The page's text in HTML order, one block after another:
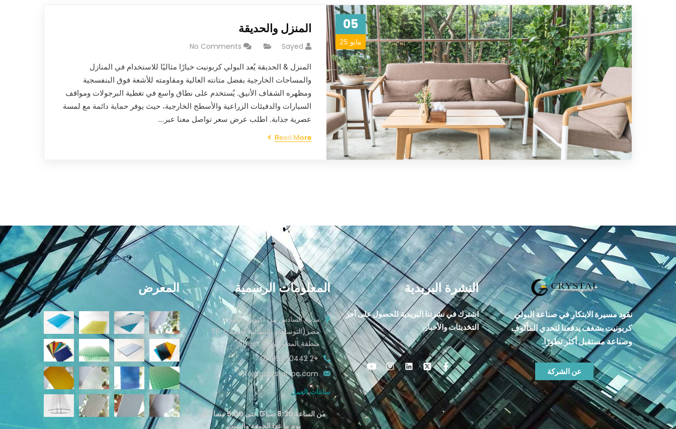
05
مايو 25
المنزل والحديقة
Sayed
No Comments
المنزل & الحديقة يُعد البولي كربونيت خيارًا مثاليًا للاستخدام في المنازل
والمساحات الخارجية بفضل متانته العالية ومقاومته للأشعة فوق البنفسجية
ومظهره الشفاف الأنيق. يُستخدم على نطاق واسع في تغطية البرجولات ومواقف
السيارات والدفيئات الزراعية والأسطح الخارجية، حيث يوفر حماية دائمة مع لمسة
عصرية جذابة. اطلب عرض سعر تواصل معنا عبر…
Read More
نقود مسيرة الابتكار في صناعة البولي
كربونيت بشغف يدفعنا لتحدي المألوف
وصناعة مستقبل أكثر تطورًا.
عن الشركة
النشرة البريدية
اشترك في نشرتنا البريدية للحصول على آخر
التحديثات والأخبار.
المعلومات الرسمية
مدينة السادس من أكتوبر، الجيزة،
مصر(التوسعات الشمالية قطعة T11-c
منطقة المطورين, Street 4
+2 01095990442
info@gcrystal-pc.com
ساعات العمل
من الساعة 8:30 صباحًا حتى 5:00 مساءً كل
يوم ما عدا الجمعة والسبت.
المعرض